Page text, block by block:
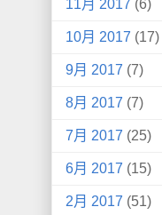
11月 2017 (6)
10月 2017 (17)
9月 2017 (7)
8月 2017 (7)
7月 2017 (25)
6月 2017 (15)
2月 2017 (51)